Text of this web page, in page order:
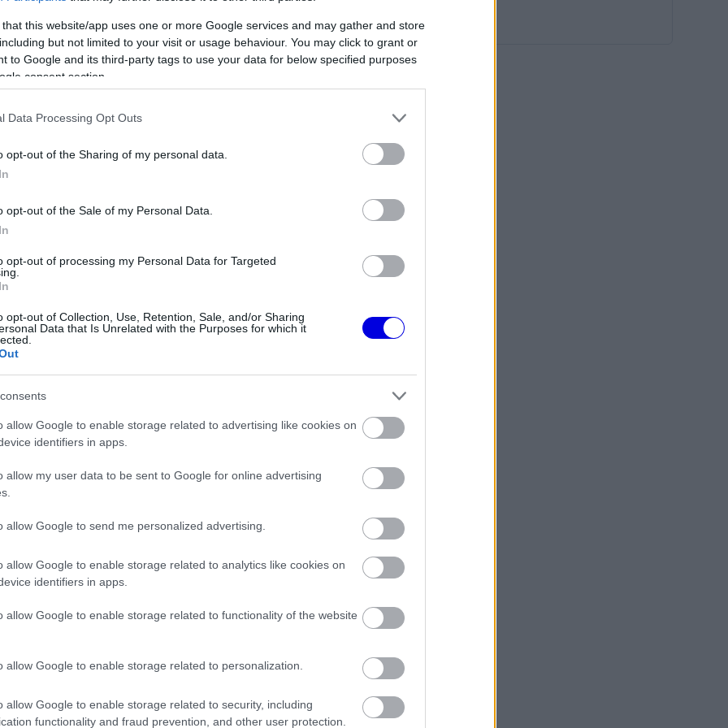
that this website/app uses one or more Google services and may gather and store
but not limited to your visit or usage behaviour. You may click to grant or
to Google and its third-party tags to use your data for below specified purposes
consent section.
Data Processing Opt Outs
opt-out of the Sharing of my personal data.
opt-out of the Sale of my Personal Data.
opt-out of processing my Personal Data for Targeted
opt-out of Collection, Use, Retention, Sale, and/or Sharing
Data that Is Unrelated with the Purposes for which it
allow Google to enable storage related to advertising like cookies on
identifiers in apps.
allow my user data to be sent to Google for online advertising
allow Google to send me personalized advertising.
allow Google to enable storage related to analytics like cookies on
identifiers in apps.
allow Google to enable storage related to functionality of the website
allow Google to enable storage related to personalization.
allow Google to enable storage related to security, including
functionality and fraud prevention, and other user protection.
a Ferrari Max
Amerikai versenysorozatban
köthet ki Max Verstappen
hiszen a technika óvása minden
volt ez Moss, Fangio, Stewart vagy éppen
a hajtásláncot vagy a felfüggesztést kellett
gyors, turbómotoros 80-as
így sokszor csak kigurultak a célig,
középpontban" – emlékezett vissza
miatt a legnagyobbak, mint Ayrton Senna
os érában is otthonosan mozognának. A
vette át a főszerepet, ami hasonló
imádták volna ezeket az autókat, ők